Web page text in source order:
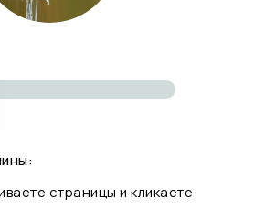
страницы и кликаете